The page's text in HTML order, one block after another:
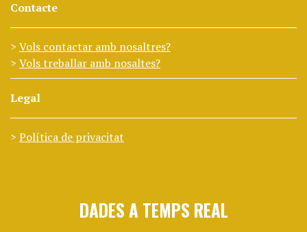
Contacte
Vols contactar amb nosaltres?
Vols treballar amb nosaltes?
Legal
Política de privacitat
DADES A TEMPS REAL